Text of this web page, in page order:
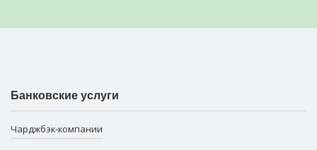
Банковские услуги
Чарджбэк-компании